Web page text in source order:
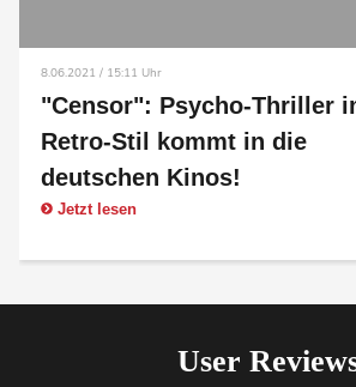
8.06.2021 / 15:11 Uhr
"Censor": Psycho-Thriller
Retro-Stil kommt in die
deutschen Kinos!
Jetzt lesen
User